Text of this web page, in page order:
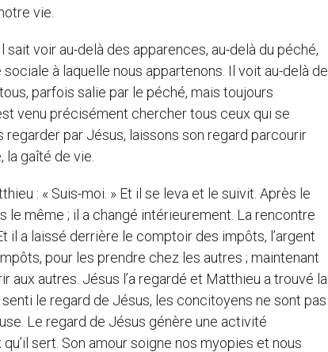
vie.
voir au-delà des apparences, au-delà du péché,
à laquelle nous appartenons. Il voit au-delà de
parfois salie par le péché, mais toujours
venu précisément chercher tous ceux qui se
par Jésus, laissons son regard parcourir
la gaîté de vie.
: « Suis-moi. » Et il se leva et le suivit. Après le
le même ; il a changé intérieurement. La rencontre
il a laissé derrière le comptoir des impôts, l’argent
pour les prendre chez les autres ; maintenant
aux autres. Jésus l’a regardé et Matthieu a trouvé la
le regard de Jésus, les concitoyens ne sont pas
Le regard de Jésus génère une activité
sert. Son amour soigne nos myopies et nous